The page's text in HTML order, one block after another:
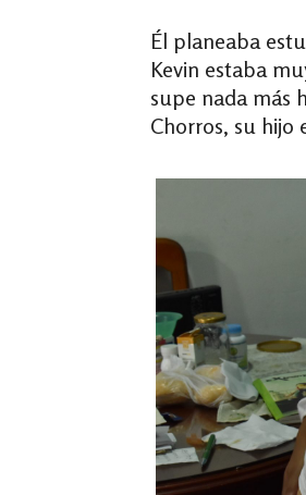
Él planeaba
Kevin estaba
supe nada más
Chorros, su hijo